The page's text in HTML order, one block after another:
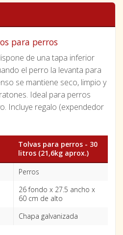
para perros
de una tapa inferior
el perro la levanta para
se mantiene seco, limpio y
Ideal para perros
Incluye regalo (expendedor
Tolvas para perros - 30
litros (21,6kg aprox.)
Perros
26 fondo x 27.5 ancho x
60 cm de alto
Chapa galvanizada